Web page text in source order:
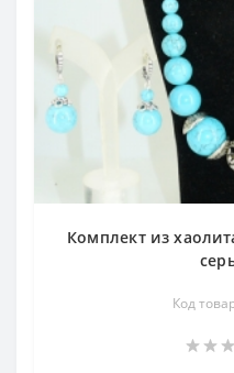
Комплект из
Код